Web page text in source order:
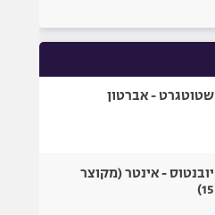
שטוטגרט - אברטון
יובנטוס - אינטר (מקוצר
15)